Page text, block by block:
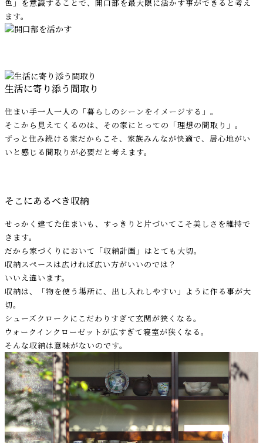
色」を意識することで、 開口部を最大限に活かす事ができると考え
ます。
生活に寄り添う間取り
住まい手一人一人の「暮らしのシーンをイメージする」。
そこから見えてくるのは、その家にとっての「理想の間取り」。
ずっと住み続ける家だからこそ、家族みんなが快適で、 居心地がい
いと感じる間取りが必要だと考えます。
そこにあるべき収納
せっかく建てた住まいも、すっきりと片づいてこそ美しさを維持で
きます。
だから家づくりにおいて「収納計画」はとても大切。
収納スペースは広ければ広い方がいいのでは？
いいえ違います。
収納は、「物を使う場所に、出し入れしやすい」ように作る事が大
切。
シューズクロークにこだわりすぎて玄関が狭くなる。
ウォークインクローゼットが広すぎて寝室が狭くなる。
そんな収納は意味がないのです。